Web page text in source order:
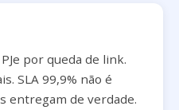
por queda de link.
SLA 99,9% não é
entregam de verdade.